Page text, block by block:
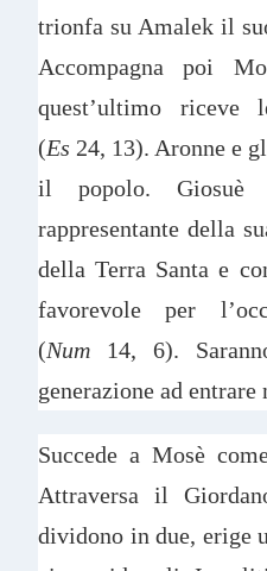
trionfa su Amalek il
Accompagna poi
quest’ultimo riceve
(Es 24, 13). Aronne e
il popolo. Giosuè
rappresentante della
della Terra Santa e
favorevole per
(Num 14, 6).
generazione ad entrare
Succede a Mosè
Attraversa il
dividono in due, erige